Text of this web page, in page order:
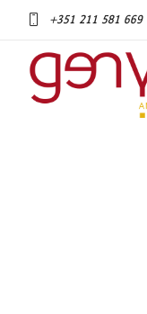
+351 211 581 669